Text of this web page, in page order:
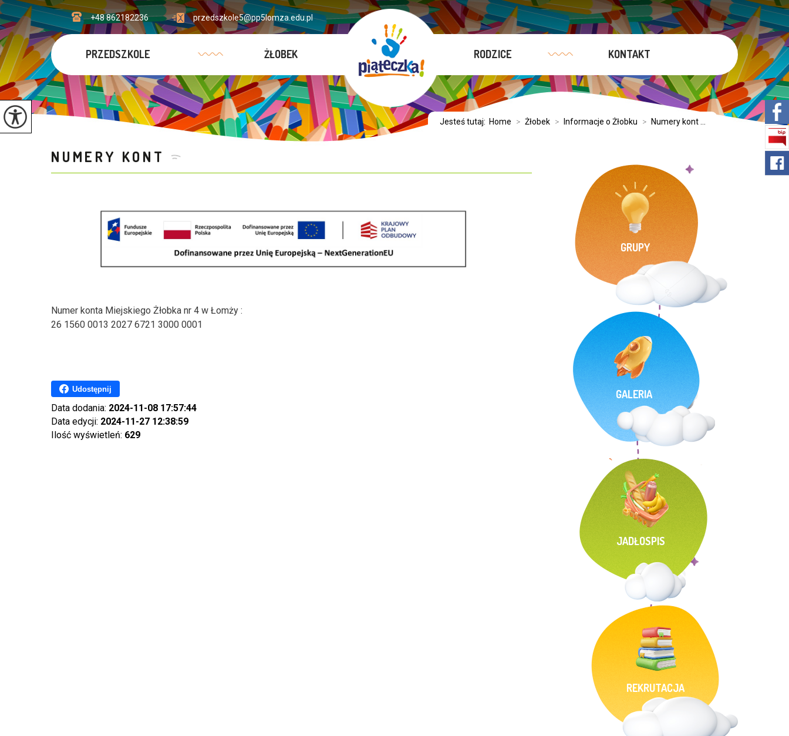
przedszkole5@pp5lomza.edu.pl
+48 862182236
PRZEDSZKOLE ŻŁOBEK RODZICE KONTAKT
Jesteś tutaj: Home > Żłobek > Informacje o Żłobku > Numery kont ...
NUMERY KONT
Numer konta Miejskiego Żłobka nr 4 w Łomży :
26 1560 0013 2027 6721 3000 0001
Udostępnij
Data dodania: 2024-11-08 17:57:44
Data edycji: 2024-11-27 12:38:59
Ilość wyświetleń: 629
GRUPY
GALERIA
JADŁOSPIS
REKRUTACJA